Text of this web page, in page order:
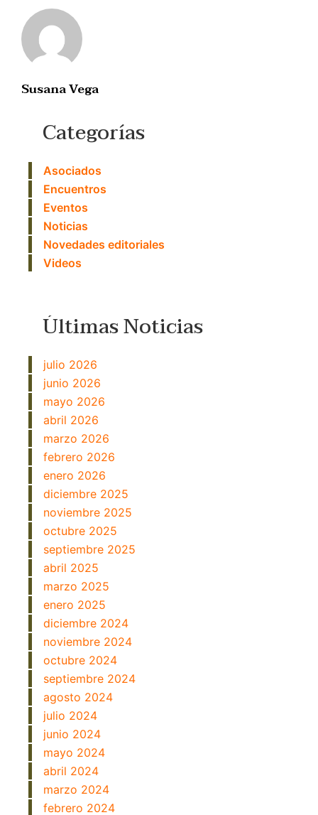
Susana Vega
Categorías
Asociados
Encuentros
Eventos
Noticias
Novedades editoriales
Videos
Últimas Noticias
julio 2026
junio 2026
mayo 2026
abril 2026
marzo 2026
febrero 2026
enero 2026
diciembre 2025
noviembre 2025
octubre 2025
septiembre 2025
abril 2025
marzo 2025
enero 2025
diciembre 2024
noviembre 2024
octubre 2024
septiembre 2024
agosto 2024
julio 2024
junio 2024
mayo 2024
abril 2024
marzo 2024
febrero 2024